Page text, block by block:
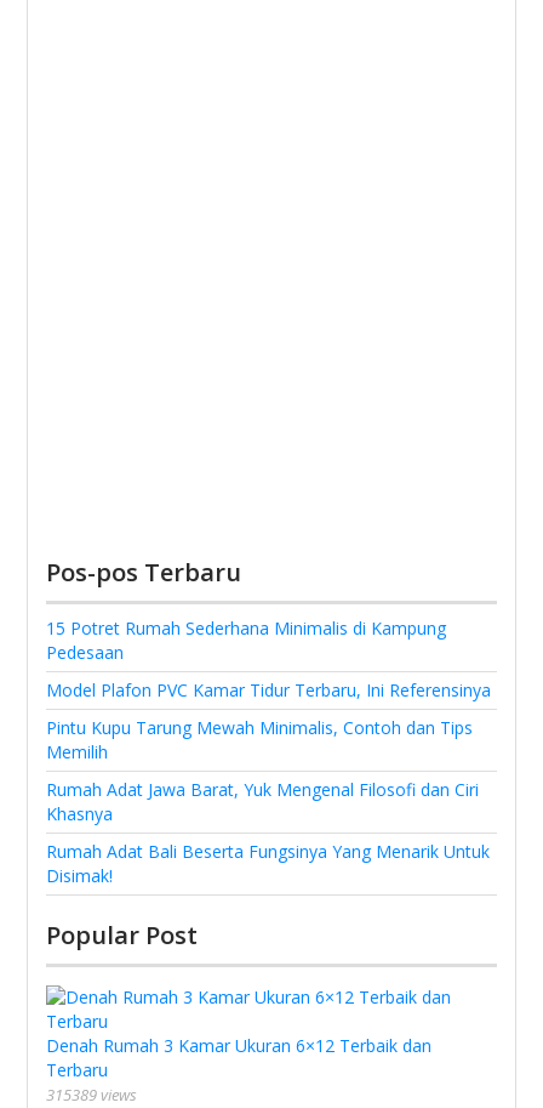
Pos-pos Terbaru
15 Potret Rumah Sederhana Minimalis di Kampung
Pedesaan
Model Plafon PVC Kamar Tidur Terbaru, Ini Referensinya
Pintu Kupu Tarung Mewah Minimalis, Contoh dan Tips
Memilih
Rumah Adat Jawa Barat, Yuk Mengenal Filosofi dan Ciri
Khasnya
Rumah Adat Bali Beserta Fungsinya Yang Menarik Untuk
Disimak!
Popular Post
Denah Rumah 3 Kamar Ukuran 6×12 Terbaik dan
Terbaru
315389 views